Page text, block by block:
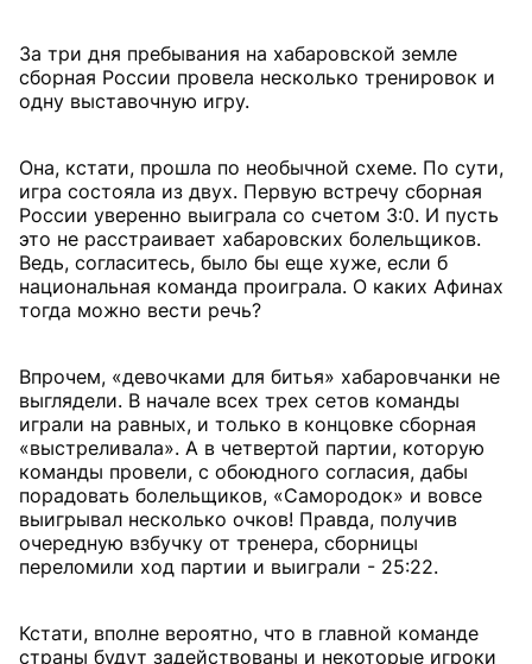
За три дня пребывания на хабаровской земле
сборная России провела несколько тренировок и
одну выставочную игру.
Она, кстати, прошла по необычной схеме. По сути,
игра состояла из двух. Первую встречу сборная
России уверенно выиграла со счетом 3:0. И пусть
это не расстраивает хабаровских болельщиков.
Ведь, согласитесь, было бы еще хуже, если б
национальная команда проиграла. О каких Афинах
тогда можно вести речь?
Впрочем, «девочками для битья» хабаровчанки не
выглядели. В начале всех трех сетов команды
играли на равных, и только в концовке сборная
«выстреливала». А в четвертой партии, которую
команды провели, с обоюдного согласия, дабы
порадовать болельщиков, «Самородок» и вовсе
выигрывал несколько очков! Правда, получив
очередную взбучку от тренера, сборницы
переломили ход партии и выиграли - 25:22.
Кстати, вполне вероятно, что в главной команде
страны будут задействованы и некоторые игроки